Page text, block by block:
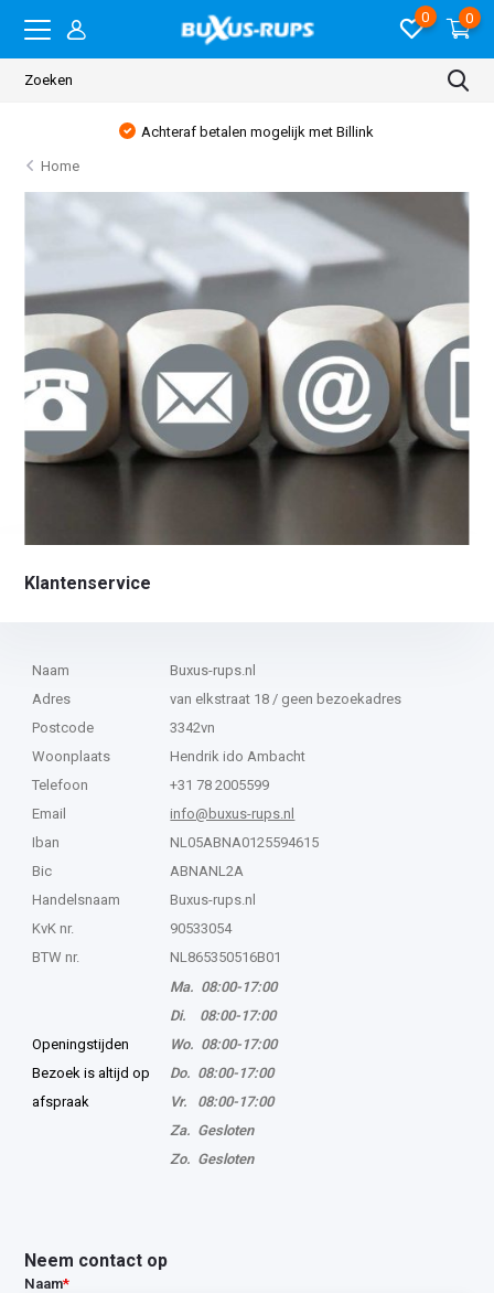
0 0
Achteraf betalen mogelijk met Billink
Home
Klantenservice
Naam
Buxus-rups.nl
Adres
van elkstraat 18 / geen bezoekadres
Postcode
3342vn
Woonplaats
Hendrik ido Ambacht
Telefoon
+31 78 2005599
Email
info@buxus-rups.nl
Iban
NL05ABNA0125594615
Bic
ABNANL2A
Handelsnaam
Buxus-rups.nl
KvK nr.
90533054
BTW nr.
NL865350516B01
Openingstijden
Bezoek is altijd op
afspraak
Ma. 08:00-17:00
Di. 08:00-17:00
Wo. 08:00-17:00
Do. 08:00-17:00
Vr. 08:00-17:00
Za. Gesloten
Zo. Gesloten
Neem contact op
Naam*